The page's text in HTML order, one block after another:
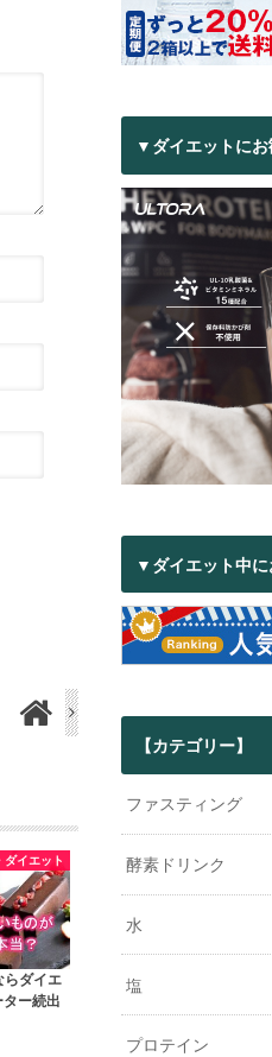
ダイエット
らダイエ
ー続出
▼ダイエットに
▼ダイエット中に
【カテゴリー】
ファスティング
酵素ドリンク
水
塩
プロテイン